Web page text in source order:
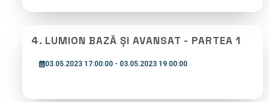
4. LUMION BAZĂ ȘI AVANSAT - PARTEA 1
03.05.2023 17:00:00 - 03.05.2023 19:00:00